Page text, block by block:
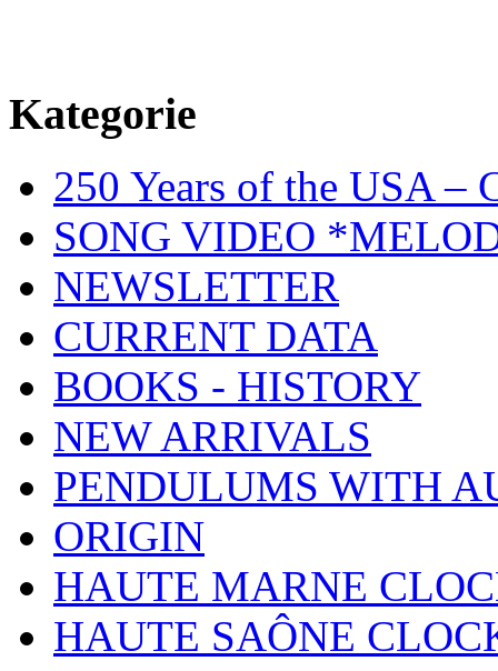
Kategorie
250 Years of the USA –
SONG VIDEO
NEWSLETTER
CURRENT DATA
BOOKS - HISTORY
NEW ARRIVALS
PENDULUMS WITH
ORIGIN
HAUTE MARNE
HAUTE SAÔNE